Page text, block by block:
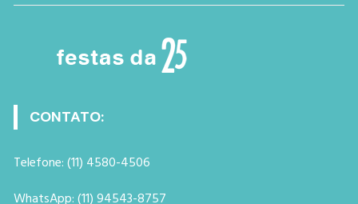
CONTATO:
Telefone: (11) 4580-4506
WhatsApp: (11) 94543-8757